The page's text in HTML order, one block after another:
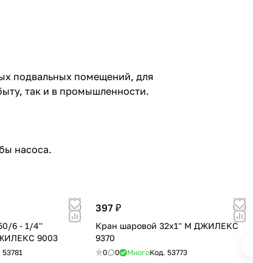
подвальных помещений, для
так и в промышленности.
насоса.
6 - 1/4''
9003
53781
397 ₽
Кран шаровой 32х1'' М ДЖИЛЕКС
9370
0 0 МногоКод. 53773